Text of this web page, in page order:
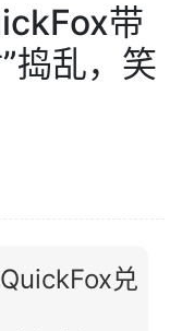
带
捣乱，笑
兑